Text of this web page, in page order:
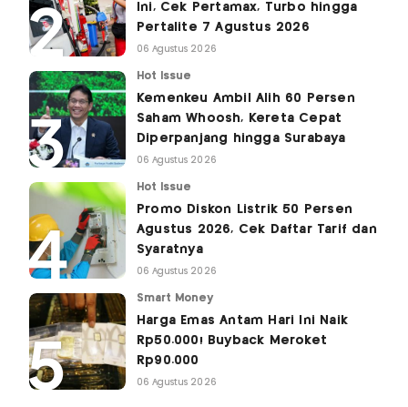
Ini, Cek Pertamax, Turbo hingga
Pertalite 7 Agustus 2026
06 Agustus 2026
Hot Issue
Kemenkeu Ambil Alih 60 Persen
Saham Whoosh, Kereta Cepat
Diperpanjang hingga Surabaya
06 Agustus 2026
Hot Issue
Promo Diskon Listrik 50 Persen
Agustus 2026, Cek Daftar Tarif dan
Syaratnya
06 Agustus 2026
Smart Money
Harga Emas Antam Hari Ini Naik
Rp50.000! Buyback Meroket
Rp90.000
06 Agustus 2026